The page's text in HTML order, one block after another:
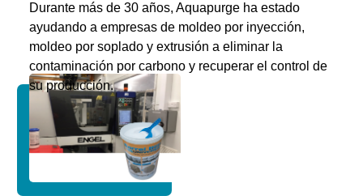
Durante más de 30 años, Aquapurge ha estado
ayudando a empresas de moldeo por inyección,
moldeo por soplado y extrusión a eliminar la
contaminación por carbono y recuperar el control de
su producción.